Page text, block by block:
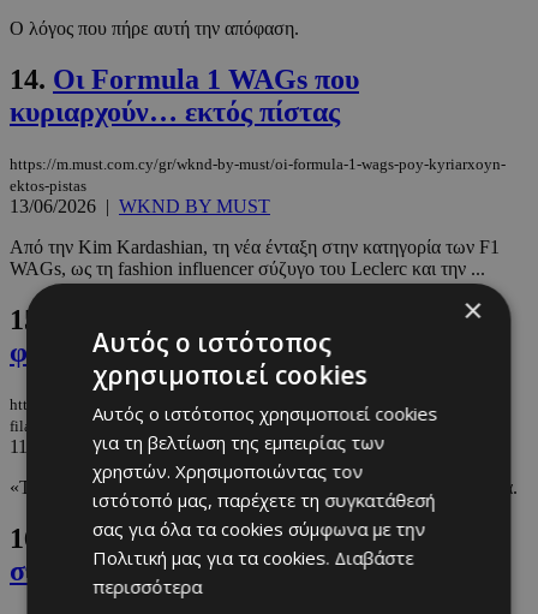
Ο λόγος που πήρε αυτή την απόφαση.
14. Οι Formula 1 WAGs που
κυριαρχούν… εκτός πίστας
https://m.must.com.cy/gr/wknd-by-must/oi-formula-1-wags-poy-kyriarxoyn-
ektos-pistas
13/06/2026 | WKND BY MUST
Από την Kim Kardashian, τη νέα ένταξη στην κατηγορία των F1
WAGs, ως τη fashion influencer σύζυγο του Leclerc και την ...
15.
Η viral φωτογραφία με τον Benny να
φιλάει δημόσια το στήθος της Selena
https://m.must.com.cy/gr/people/celebs/i-viral-fotografia-me-ton-benny-na-
filaei-dimosia-to-stithos-tis-selena
11/06/2026|CELEBS
«Το να το κάνεις αυτό δημόσια είναι τρελό», γράφουν στα σχόλια.
16.
Τι φόρεσαν οι WAGs της Formula 1
στο Μονακό
×
Αυτός ο ιστότοπος
χρησιμοποιεί cookies
Αυτός ο ιστότοπος χρησιμοποιεί cookies
για τη βελτίωση της εμπειρίας των
χρηστών. Χρησιμοποιώντας τον
ιστότοπό μας, παρέχετε τη συγκατάθεσή
σας για όλα τα cookies σύμφωνα με την
Πολιτική μας για τα cookies. Διαβάστε
περισσότερα